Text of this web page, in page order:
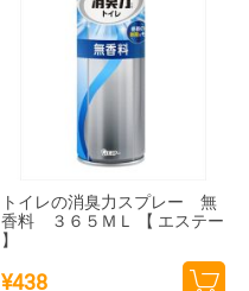
トイレの消臭力スプレー 無
香料 ３６５ＭＬ 【 エステー
】
¥438